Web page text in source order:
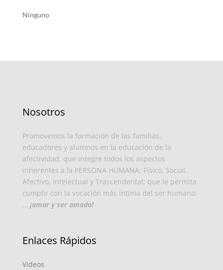
Ninguno
Nosotros
Promovemos la formación de las familias,
educadores y alumnos en la educación de la
afectividad, que integre todos los aspectos
inherentes a la PERSONA HUMANA: Físico, Social,
Afectivo, Intelectual y Trascendental; que le permita
cumplir con la vocación más íntima del ser humano:
… ¡amar y ser amado!
Enlaces Rápidos
Videos